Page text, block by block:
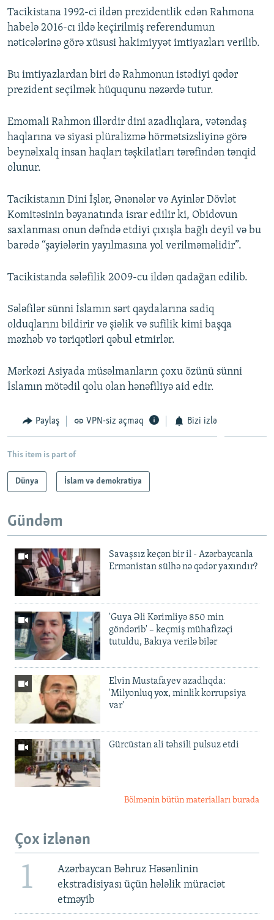
Tacikistana 1992-ci ildən prezidentlik edən Rahmona
habelə 2016-cı ildə keçirilmiş referendumun
nəticələrinə görə xüsusi hakimiyyət imtiyazları verilib.
Bu imtiyazlardan biri də Rahmonun istədiyi qədər
prezident seçilmək hüququnu nəzərdə tutur.
Emomali Rahmon illərdir dini azadlıqlara, vətəndaş
haqlarına və siyasi plüralizmə hörmətsizsliyinə görə
beynəlxalq insan haqları təşkilatları tərəfindən tənqid
olunur.
Tacikistanın Dini İşlər, Ənənələr və Ayinlər Dövlət
Komitəsinin bəyanatında israr edilir ki, Obidovun
saxlanması onun dəfndə etdiyi çıxışla bağlı deyil və bu
barədə “şayiələrin yayılmasına yol verilməməlidir”.
Tacikistanda sələfilik 2009-cu ildən qadağan edilib.
Sələfilər sünni İslamın sərt qaydalarına sadiq
olduqlarını bildirir və şiəlik və sufilik kimi başqa
məzhəb və təriqətləri qəbul etmirlər.
Mərkəzi Asiyada müsəlmanların çoxu özünü sünni
İslamın mötədil qolu olan hənəfiliyə aid edir.
Paylaş VPN-siz açmaq Bizi izlə
This item is part of
Dünya İslam və demokratiya
Gündəm
Savaşsız keçən bir il - Azərbaycanla
Ermənistan sülhə nə qədər yaxındır?
'Guya Əli Kərimliyə 850 min
göndərib' – keçmiş mühafizəçi
tutuldu, Bakıya verilə bilər
Elvin Mustafayev azadlıqda:
'Milyonluq yox, minlik korrupsiya
var'
Gürcüstan ali təhsili pulsuz etdi
Bölmənin bütün materialları burada
Çox izlənən
1
Azərbaycan Bəhruz Həsənlinin
ekstradisiyası üçün hələlik müraciət
etməyib